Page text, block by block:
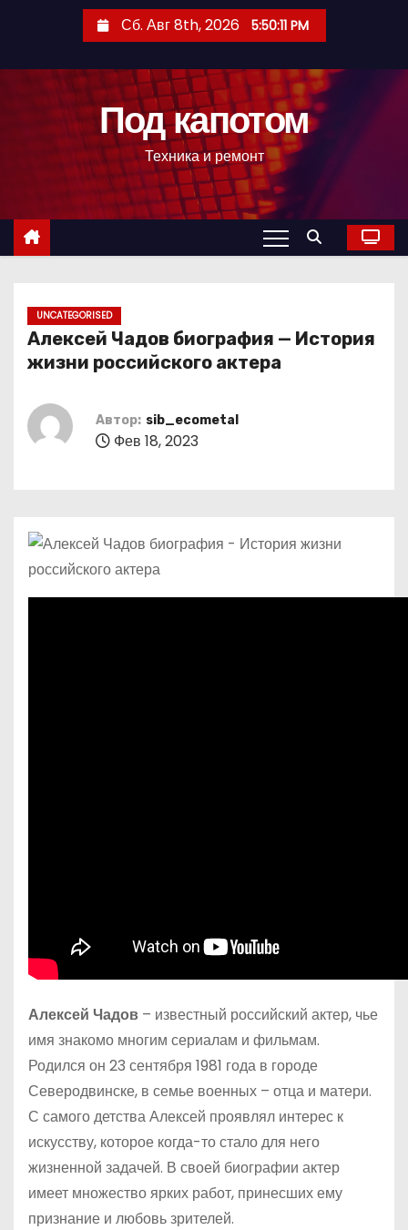
с
Сб. Авг 8th, 2026 5:50:12 PM
Под капотом
Техника и ремонт
UNCATEGORISED
Алексей Чадов биография — История
жизни российского актера
Автор: sib_ecometal
Фев 18, 2023
Алексей Чадов – известный российский актер, чье
имя знакомо многим сериалам и фильмам.
Родился он 23 сентября 1981 года в городе
Северодвинске, в семье военных – отца и матери.
С самого детства Алексей проявлял интерес к
искусству, которое когда-то стало для него
жизненной задачей. В своей биографии актер
имеет множество ярких работ, принесших ему
признание и любовь зрителей.